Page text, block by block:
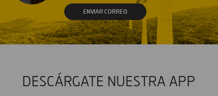
ENVIAR CORREO
DESCÁRGATE NUESTRA APP